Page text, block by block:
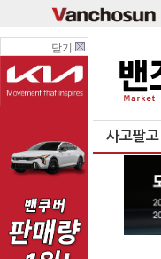
닫기
사고팔고